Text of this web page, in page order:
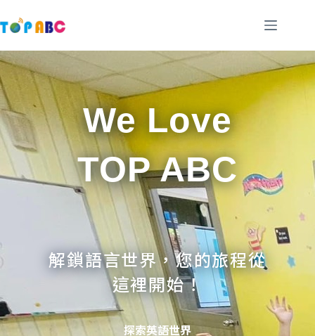
至
要
內
容
We Love
TOP ABC
解鎖語言世界，您的旅程從
這裡開始！
探索英語世界